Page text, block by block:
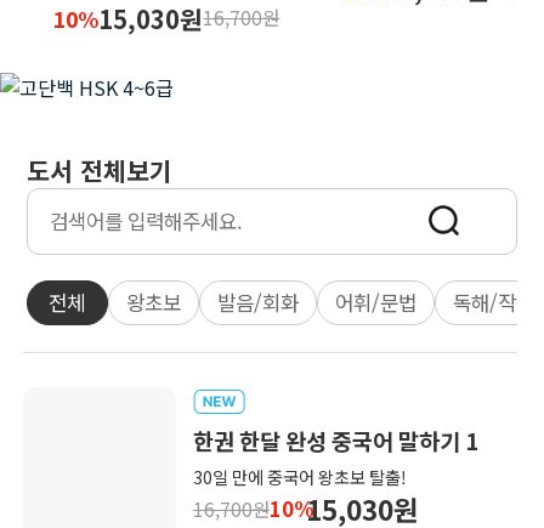
10%15,030원16,700원
도서 전체보기
전체 왕초보 발음/회화 어휘/문법 독해/작문
한권 한달 완성 중국어 말하기 1
30일 만에 중국어 왕초보 탈출!
16,700원10%15,030원